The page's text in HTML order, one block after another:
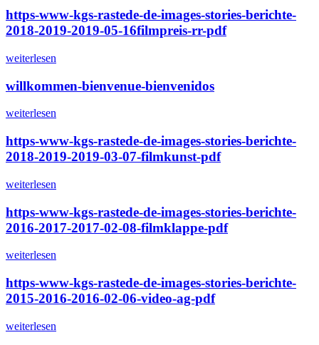
https-www-kgs-rastede-de-images-stories-berichte-
2018-2019-2019-05-16filmpreis-rr-pdf
weiterlesen
willkommen-bienvenue-bienvenidos
weiterlesen
https-www-kgs-rastede-de-images-stories-berichte-
2018-2019-2019-03-07-filmkunst-pdf
weiterlesen
https-www-kgs-rastede-de-images-stories-berichte-
2016-2017-2017-02-08-filmklappe-pdf
weiterlesen
https-www-kgs-rastede-de-images-stories-berichte-
2015-2016-2016-02-06-video-ag-pdf
weiterlesen